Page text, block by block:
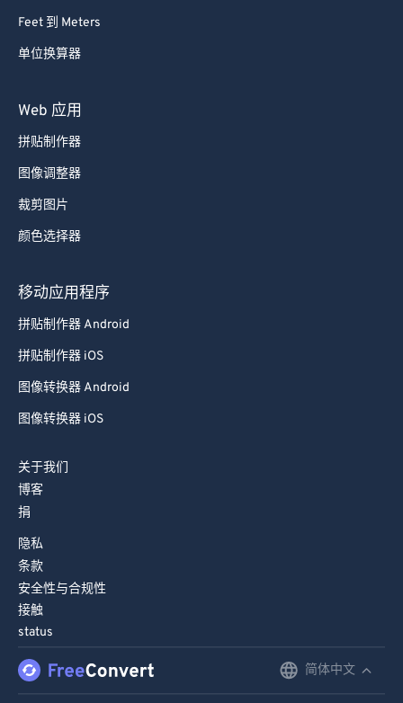
Feet 到 Meters
单位换算器
Web 应用
拼贴制作器
图像调整器
裁剪图片
颜色选择器
移动应用程序
拼贴制作器 Android
拼贴制作器 iOS
图像转换器 Android
图像转换器 iOS
关于我们
博客
捐
隐私
条款
安全性与合规性
接触
status
简体中文